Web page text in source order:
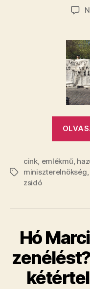
Címkék
cink, emlékmű,
miniszterelnökség,
zsidó
Hó